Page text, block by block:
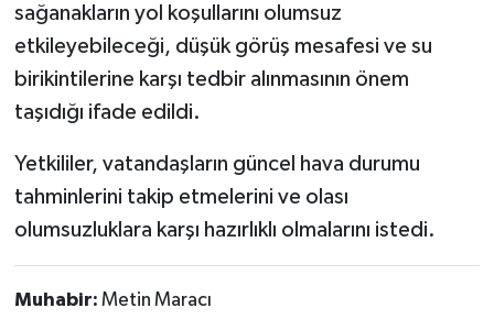
sağanakların yol koşullarını olumsuz
etkileyebileceği, düşük görüş mesafesi ve su
birikintilerine karşı tedbir alınmasının önem
taşıdığı ifade edildi.
Yetkililer, vatandaşların güncel hava durumu
tahminlerini takip etmelerini ve olası
olumsuzluklara karşı hazırlıklı olmalarını istedi.
Muhabir: Metin Maracı